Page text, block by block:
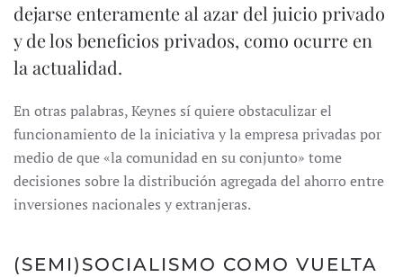
dejarse enteramente al azar del juicio privado
y de los beneficios privados, como ocurre en
la actualidad.
En otras palabras, Keynes sí quiere obstaculizar el
funcionamiento de la iniciativa y la empresa privadas por
medio de que «la comunidad en su conjunto» tome
decisiones sobre la distribución agregada del ahorro entre
inversiones nacionales y extranjeras.
(SEMI)SOCIALISMO COMO VUELTA